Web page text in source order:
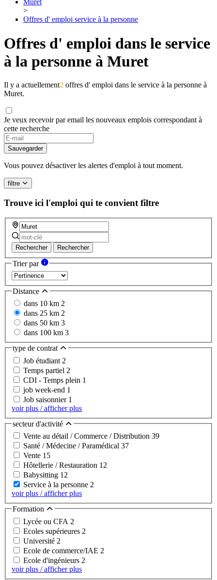
Muret
>
Offres d' emploi service à la personne
Offres d' emploi dans le service
à la personne à Muret
Il y a actuellement2 offres d' emploi dans le service à la personne à
Muret.
Je veux recevoir par email les nouveaux emplois correspondant à
cette recherche
If
you
are
a
human,
ignore
this
field
Sauvegarder
Vous pouvez désactiver les alertes d'emploi à tout moment.
filtre
Trouve ici l'emploi qui te convient filtre
Rechercher Rechercher
Trier par
Distance
dans 10 km 2
dans 25 km 2
dans 50 km 3
dans 100 km 3
type de contrat
Job étudiant 2
Temps partiel 2
CDI - Temps plein 1
job week-end 1
Job saisonnier 1
voir plus / afficher plus
secteur d'activité
Vente au détail / Commerce / Distribution 39
Santé / Médecine / Paramédical 37
Vente 15
Hôtellerie / Restauration 12
Babysitting 12
Service à la personne 2
voir plus / afficher plus
Formation
Lycée ou CFA 2
Ecoles supérieures 2
Université 2
Ecole de commerce/IAE 2
Ecole d'ingénieurs 2
voir plus / afficher plus